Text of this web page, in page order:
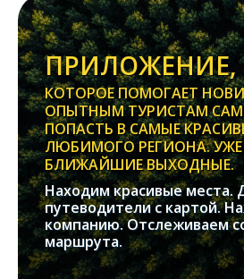
ПРИЛОЖЕНИЕ,
КОТОРОЕ ПОМОГАЕТ
ОПЫТНЫМ ТУРИСТАМ
ПОПАСТЬ В САМЫЕ
ЛЮБИМОГО РЕГИОНА. УЖЕ
БЛИЖАЙШИЕ ВЫХОДНЫЕ.
Находим красивые места.
путеводители с картой.
компанию. Отслеживаем
маршрута.